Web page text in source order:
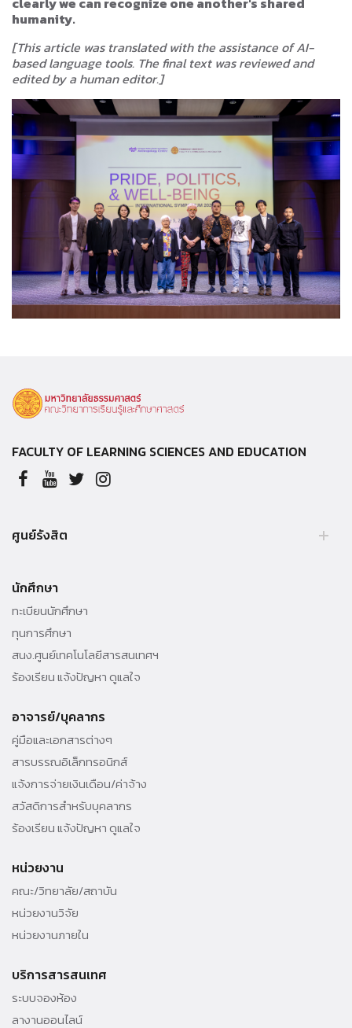
humanity.
[This article was translated with the assistance of AI-
based language tools. The final text was reviewed and
edited by a human editor.]
FACULTY OF LEARNING SCIENCES AND EDUCATION
ศูนย์รังสิต
99 หมู่ 18 ถ.พหลโยธิน ต.คลองหนึ่ง อ.คลองหลวง จ.ปทุมธานี 12120
Tel. 02-696 6747
นักศึกษา
ทะเบียนนักศึกษา
ทุนการศึกษา
สนง.ศูนย์เทคโนโลยีสารสนเทศฯ
ร้องเรียน แจ้งปัญหา ดูแลใจ
อาจารย์/บุคลากร
คู่มือและเอกสารต่างๆ
สารบรรณอิเล็กทรอนิกส์
แจ้งการจ่ายเงินเดือน/ค่าจ้าง
สวัสดิการสำหรับบุคลากร
ร้องเรียน แจ้งปัญหา ดูแลใจ
หน่วยงาน
คณะ/วิทยาลัย/สถาบัน
หน่วยงานวิจัย
หน่วยงานภายใน
บริการสารสนเทศ
ระบบจองห้อง
ลางานออนไลน์